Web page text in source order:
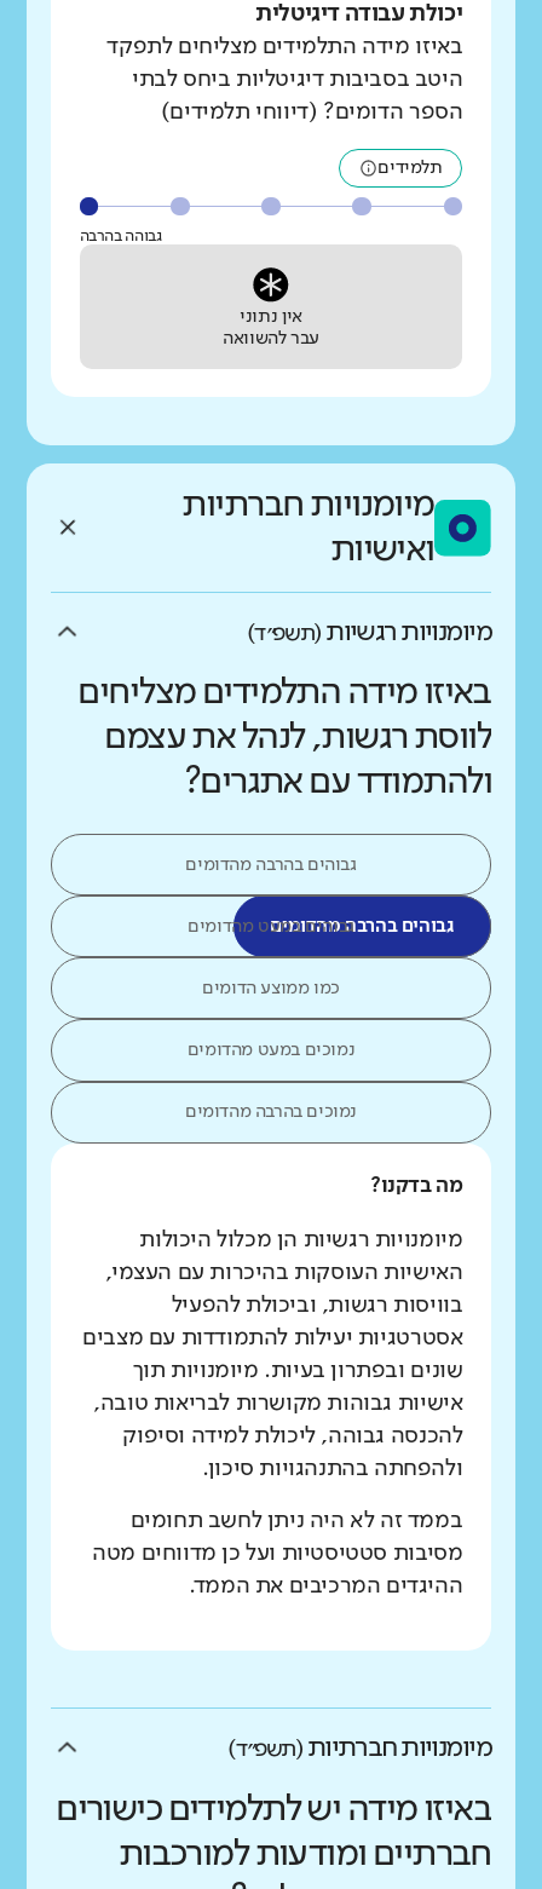
יכולת עבודה דיגיטלית
באיזו מידה התלמידים מצליחים לתפקד
היטב בסביבות דיגיטליות ביחס לבתי
הספר הדומים? (דיווחי תלמידים)
תלמידים
גבוהה בהרבה
אין נתוני
עבר להשוואה
מיומנויות חברתיות
ואישיות
מיומנויות רגשיות (תשפ״ד)
באיזו מידה התלמידים מצליחים
לווסת רגשות, לנהל את עצמם
ולהתמודד עם אתגרים?
גבוהים בהרבה מהדומים
גבוהים בהרבה מהדומיםגבוהים במעט מהדומים
כמו ממוצע הדומים
נמוכים במעט מהדומים
נמוכים בהרבה מהדומים
מה בדקנו?
מיומנויות רגשיות הן מכלול היכולות
האישיות העוסקות בהיכרות עם העצמי,
בוויסות רגשות, וביכולת להפעיל
אסטרטגיות יעילות להתמודדות עם מצבים
שונים ובפתרון בעיות. מיומנויות תוך
אישיות גבוהות מקושרות לבריאות טובה,
להכנסה גבוהה, ליכולת למידה וסיפוק
ולהפחתה בהתנהגויות סיכון.
בממד זה לא היה ניתן לחשב תחומים
מסיבות סטטיסטיות ועל כן מדווחים מטה
ההיגדים המרכיבים את הממד.
מיומנויות חברתיות (תשפ״ד)
באיזו מידה יש לתלמידים כישורים
חברתיים ומודעות למורכבות